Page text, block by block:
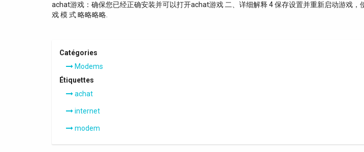
achat游戏：确保您已经正确安装并可以打开achat游戏 二、详细解释 4 保存设置并重新启动游戏
戏 模 式 略略略略.
Catégories
Modems
Étiquettes
achat
internet
modem